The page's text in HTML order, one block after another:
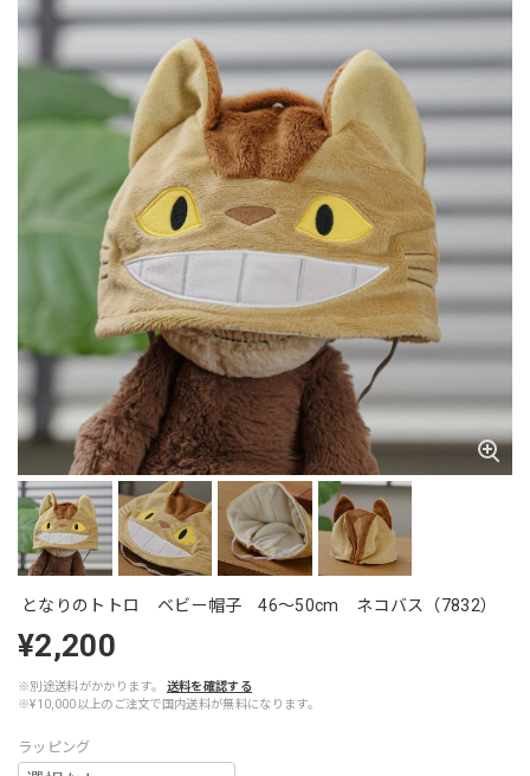
となりのトトロ ベビー帽子 46〜50cm ネコバス（7832）
¥2,200
※別途送料がかかります。
送料を確認する
※¥10,000以上のご注文で国内送料が無料になります。
ラッピング